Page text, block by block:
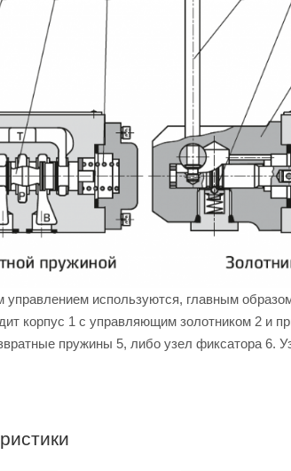
используются, главным
корпус 1 с управляющим золотником 2 и
пружины 5, либо узел фиксатора 6.